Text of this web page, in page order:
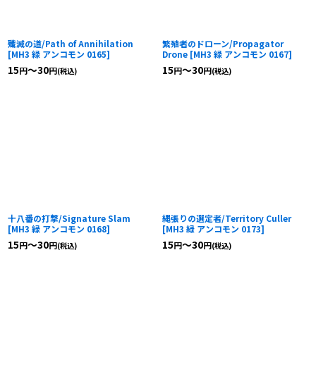
殲滅の道/Path of Annihilation
[MH3 緑 アンコモン 0165]
15円～30円(税込)
繁殖者のドローン/Propagator
Drone [MH3 緑 アンコモン 0167]
15円～30円(税込)
十八番の打撃/Signature Slam
[MH3 緑 アンコモン 0168]
15円～30円(税込)
縄張りの選定者/Territory Culler
[MH3 緑 アンコモン 0173]
15円～30円(税込)